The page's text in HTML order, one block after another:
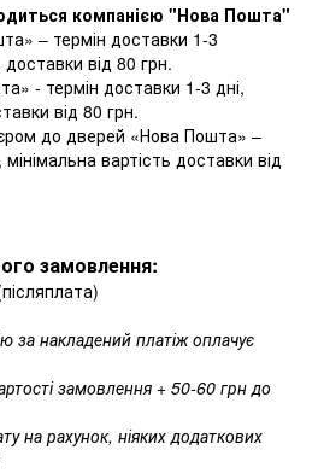
компанією "Нова Пошта"
– термін доставки 1-3
доставки від 80 грн.
- термін доставки 1-3 дні,
від 80 грн.
до дверей «Нова Пошта» –
вартість доставки від
замовлення:
за накладений платіж оплачує
замовлення + 50-60 грн до
на рахунок, ніяких додаткових